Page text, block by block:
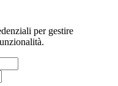
per gestire